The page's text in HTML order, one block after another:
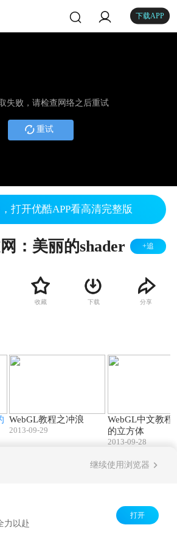
下载APP
失败，请检查网络之后重试
重试
打开优酷APP看高清完整版
：美丽的shader +追
收藏 下载 分享
WebGL教程之冲浪
2013-09-29
WebGL中文教程
的立方体
2013-09-28
继续使用浏览器
力以赴
打开